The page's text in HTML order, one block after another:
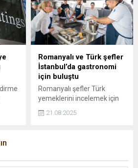
Tolerans şarkısını söyledi.
Ünlü şarkıcının performansı
sosyal medyayı ikiye böldü.
23
Romanyalı ve Türk şefler
İstanbul’da gastronomi
için buluştu
Romanyalı şefler Türk
yemeklerini incelemek için
Bahçeşehir Üniversitesi
21.08.2025